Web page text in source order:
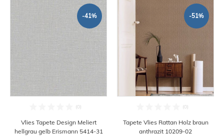
-41%
Vlies Tapete Design Meliert
hellgrau gelb Erismann 5414-31
-51%
Tapete Vlies Rattan Holz braun
anthrazit 10209-02